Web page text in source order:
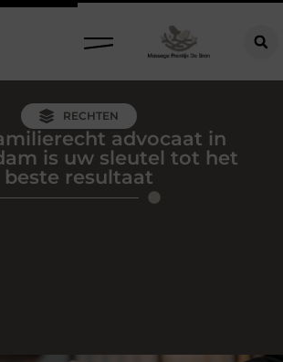
RECHTEN
advocaat in
is uw sleutel tot het
beste resultaat